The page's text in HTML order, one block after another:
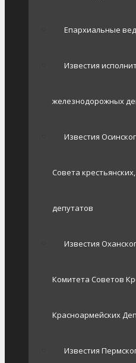
Епархиальные
Известия
железнодорожных
Известия
Совета
депутатов
Известия
Комитета Советов
Красноармейских
Известия